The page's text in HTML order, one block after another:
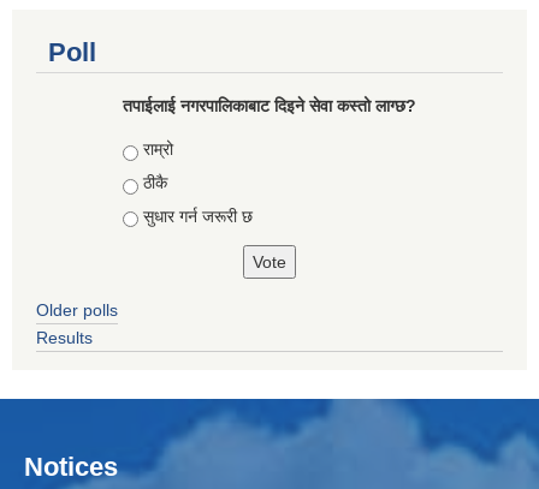
Poll
तपाईलाई नगरपालिकाबाट दिइने सेवा कस्तो लाग्छ?
Choices
राम्रो
ठीकै
सुधार गर्न जरूरी छ
Older polls
Results
Notices